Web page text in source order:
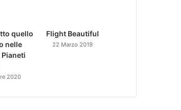
quello
nelle
Pianeti
2020
Flight Beautiful
22 Marzo 2019